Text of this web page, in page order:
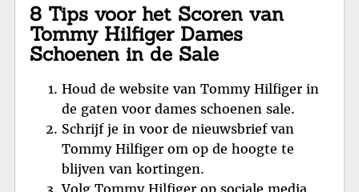
8 Tips voor het Scoren van
Tommy Hilfiger Dames
Schoenen in de Sale
Houd de website van Tommy Hilfiger in
de gaten voor dames schoenen sale.
Schrijf je in voor de nieuwsbrief van
Tommy Hilfiger om op de hoogte te
blijven van kortingen.